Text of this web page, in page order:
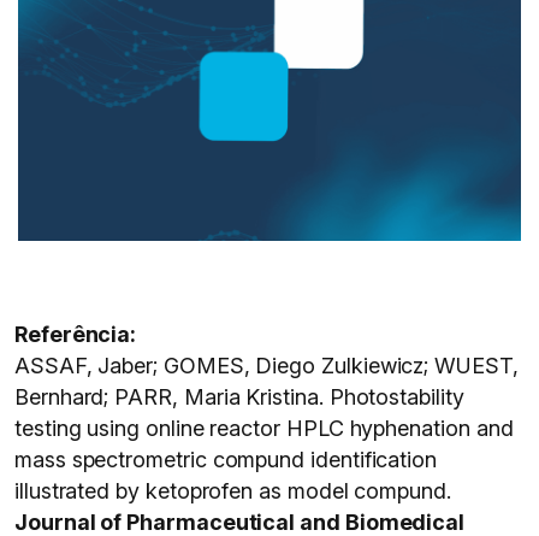
Referência:
ASSAF, Jaber; GOMES, Diego Zulkiewicz; WUEST,
Bernhard; PARR, Maria Kristina. Photostability
testing using online reactor HPLC hyphenation and
mass spectrometric compund identification
illustrated by ketoprofen as model compund.
Journal of Pharmaceutical and Biomedical